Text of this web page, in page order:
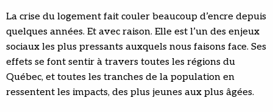
La crise du logement fait couler beaucoup d’encre depuis
quelques années. Et avec raison. Elle est l’un des enjeux
sociaux les plus pressants auxquels nous faisons face. Ses
effets se font sentir à travers toutes les régions du
Québec, et toutes les tranches de la population en
ressentent les impacts, des plus jeunes aux plus âgées.